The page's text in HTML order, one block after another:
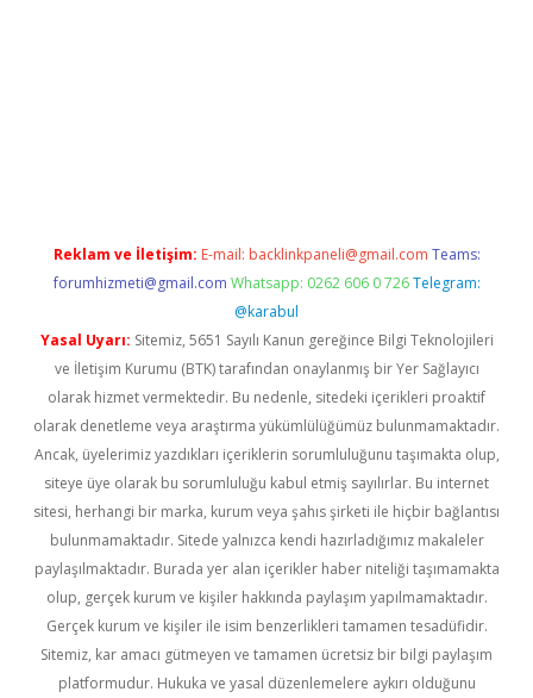
Reklam ve İletişim: E-mail: backlinkpaneli@gmail.com Teams:
forumhizmeti@gmail.com Whatsapp: 0262 606 0 726 Telegram:
@karabul
Yasal Uyarı: Sitemiz, 5651 Sayılı Kanun gereğince Bilgi Teknolojileri
ve İletişim Kurumu (BTK) tarafından onaylanmış bir Yer Sağlayıcı
olarak hizmet vermektedir. Bu nedenle, sitedeki içerikleri proaktif
olarak denetleme veya araştırma yükümlülüğümüz bulunmamaktadır.
Ancak, üyelerimiz yazdıkları içeriklerin sorumluluğunu taşımakta olup,
siteye üye olarak bu sorumluluğu kabul etmiş sayılırlar. Bu internet
sitesi, herhangi bir marka, kurum veya şahıs şirketi ile hiçbir bağlantısı
bulunmamaktadır. Sitede yalnızca kendi hazırladığımız makaleler
paylaşılmaktadır. Burada yer alan içerikler haber niteliği taşımamakta
olup, gerçek kurum ve kişiler hakkında paylaşım yapılmamaktadır.
Gerçek kurum ve kişiler ile isim benzerlikleri tamamen tesadüfidir.
Sitemiz, kar amacı gütmeyen ve tamamen ücretsiz bir bilgi paylaşım
platformudur. Hukuka ve yasal düzenlemelere aykırı olduğunu